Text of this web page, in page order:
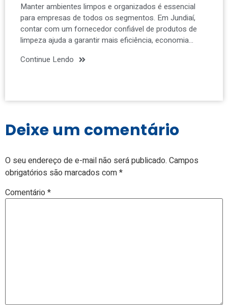
Manter ambientes limpos e organizados é essencial
para empresas de todos os segmentos. Em Jundiaí,
contar com um fornecedor confiável de produtos de
limpeza ajuda a garantir mais eficiência, economia…
Continue Lendo
Deixe um comentário
O seu endereço de e-mail não será publicado. Campos
obrigatórios são marcados com*
Comentário*